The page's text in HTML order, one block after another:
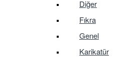
Diğer
Fıkra
Genel
Karikatür